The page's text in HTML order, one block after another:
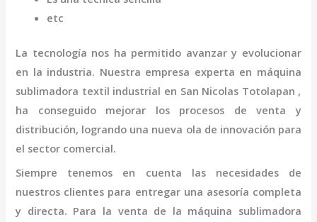
etc
La tecnología nos ha permitido avanzar y evolucionar
en la industria. Nuestra empresa experta en máquina
sublimadora textil industrial en San Nicolas Totolapan ,
ha conseguido mejorar los procesos de venta y
distribución, logrando una nueva ola de innovación para
el sector comercial.
Siempre tenemos en cuenta las necesidades de
nuestros clientes para entregar una asesoría completa
y directa. Para la venta de la máquina sublimadora